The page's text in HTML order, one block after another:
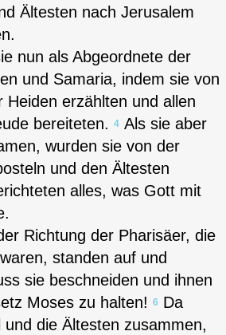
Ältesten nach Jerusalem
nun als Abgeordnete der
und Samaria, indem sie von
Heiden erzählten und allen
bereiteten. 4 Als sie aber
wurden sie von der
und den Ältesten
alles, was Gott mit
Richtung der Pharisäer, die
standen auf und
sie beschneiden und ihnen
Moses zu halten! 6 Da
und die Ältesten zusammen,